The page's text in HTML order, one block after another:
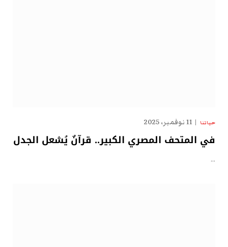
حياتنا 11 نوفمبر، 2025
في المتحف المصري الكبير.. قرآنٌ يُشعل الجدل
…